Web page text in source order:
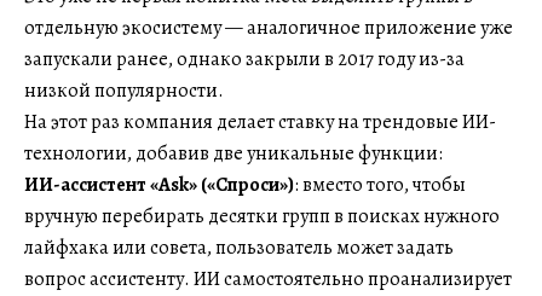
отдельную экосистему — аналогичное приложение уже
запускали ранее, однако закрыли в 2017 году из-за
низкой популярности.
На этот раз компания делает ставку на трендовые ИИ-
технологии, добавив две уникальные функции:
ИИ-ассистент «Ask» («Спроси»): вместо того, чтобы
вручную перебирать десятки групп в поисках нужного
лайфхака или совета, пользователь может задать
вопрос ассистенту. ИИ самостоятельно проанализирует